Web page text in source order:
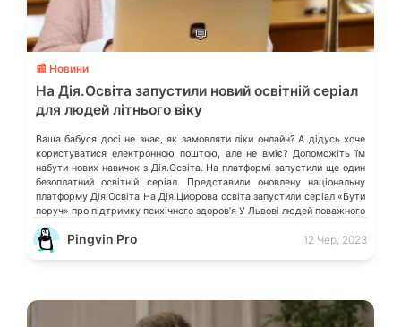
💬
📰 Новини
На Дія.Освіта запустили новий освітній серіал
для людей літнього віку
Ваша бабуся досі не знає, як замовляти ліки онлайн? А дідусь хоче
користуватися електронною поштою, але не вміє? Допоможіть їм
набути нових навичок з Дія.Освіта. На платформі запустили ще один
безоплатний освітній серіал. Представили оновлену національну
платформу Дія.Освіта На Дія.Цифрова освіта запустили серіал «Бути
поруч» про підтримку психічного здоров’я У Львові людей поважного
віку навчатимуть, […]
Pingvin Pro 12 Чер, 2023